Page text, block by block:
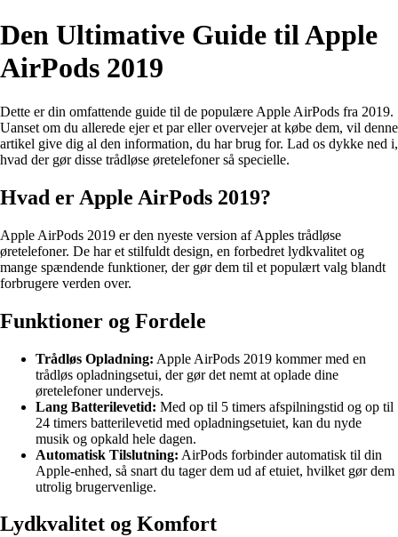
Den Ultimative Guide til Apple
AirPods 2019
Dette er din omfattende guide til de populære Apple AirPods fra 2019.
Uanset om du allerede ejer et par eller overvejer at købe dem, vil denne
artikel give dig al den information, du har brug for. Lad os dykke ned i,
hvad der gør disse trådløse øretelefoner så specielle.
Hvad er Apple AirPods 2019?
Apple AirPods 2019 er den nyeste version af Apples trådløse
øretelefoner. De har et stilfuldt design, en forbedret lydkvalitet og
mange spændende funktioner, der gør dem til et populært valg blandt
forbrugere verden over.
Funktioner og Fordele
Trådløs Opladning: Apple AirPods 2019 kommer med en
trådløs opladningsetui, der gør det nemt at oplade dine
øretelefoner undervejs.
Lang Batterilevetid: Med op til 5 timers afspilningstid og op til
24 timers batterilevetid med opladningsetuiet, kan du nyde
musik og opkald hele dagen.
Automatisk Tilslutning: AirPods forbinder automatisk til din
Apple-enhed, så snart du tager dem ud af etuiet, hvilket gør dem
utrolig brugervenlige.
Lydkvalitet og Komfort